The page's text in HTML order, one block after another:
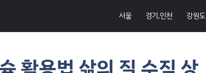
서울 경기,인천 강원도